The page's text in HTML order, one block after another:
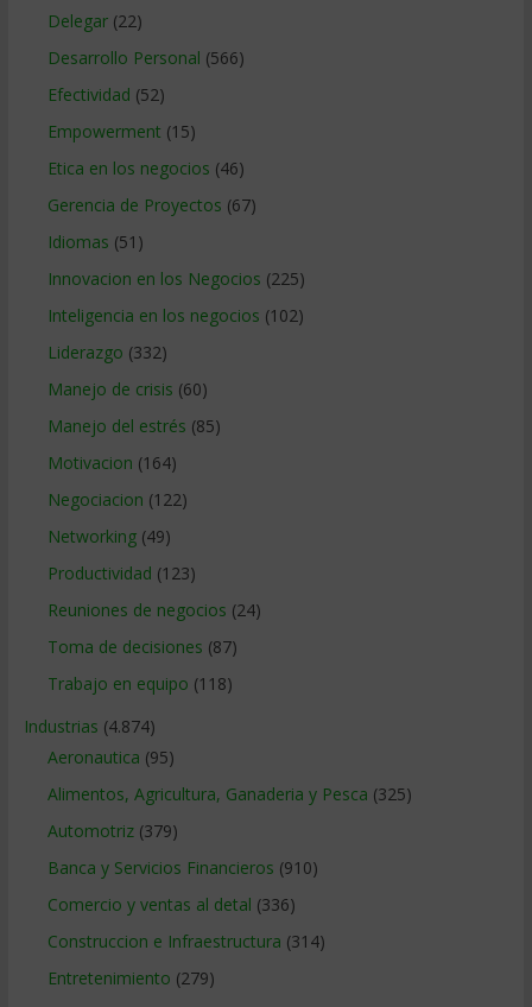
Delegar(22)
Desarrollo Personal (566)
Efectividad (52)
Empowerment (15)
Etica en los negocios (46)
Gerencia de Proyectos (67)
Idiomas (51)
Innovacion en los Negocios (225)
Inteligencia en los negocios (102)
Liderazgo (332)
Manejo de crisis (60)
Manejo del estrés (85)
Motivacion (164)
Negociacion (122)
Networking(49)
Productividad (123)
Reuniones de negocios (24)
Toma de decisiones (87)
Trabajo en equipo (118)
Industrias (4.874)
Aeronautica (95)
Alimentos, Agricultura, Ganaderia y Pesca (325)
Automotriz(379)
Banca y Servicios Financieros (910)
Comercio y ventas al detal (336)
Construccion e Infraestructura (314)
Entretenimiento (279)